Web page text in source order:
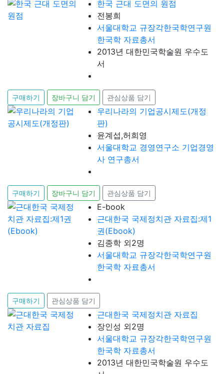
한국 근대 도면의 원점
전봉희
서울대학교 규장각한국학연구원
한국학 자료총서
2013년 대한민국학술원 우수도
서
구매하기 장바구니 담기 관심상품 담기
우리나라의 기업공시제도(개정
판)
윤계섭,허희영
서울대학교 경영연구소 기업경영
사 연구총서
구매하기 장바구니 담기 관심상품 담기
E-book
근대한국 국제정치관 자료집:제1
권(Ebook)
김종학 외2명
서울대학교 규장각한국학연구원
한국학 자료총서
구매하기 관심상품 담기
근대한국 국제정치관 자료집
장인성 외2명
서울대학교 규장각한국학연구원
한국학 자료총서
2013년 대한민국학술원 우수도